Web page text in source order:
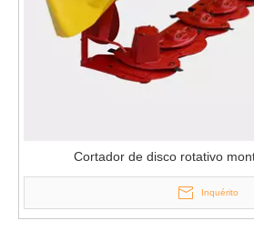
Cortador de disco rotativo
Inquérito